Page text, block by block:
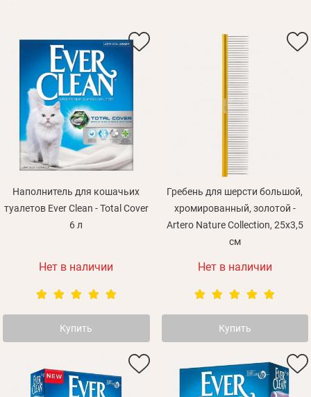
Наполнитель для кошачьих
туалетов Ever Clean - Total Cover
6 л
Нет в наличии
Купить
Гребень для шерсти большой,
хромированный, золотой -
Artero Nature Collection, 25х3,5
см
Нет в наличии
Купить